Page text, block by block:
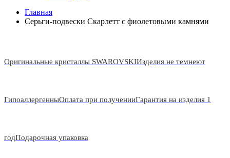
Главная
Серьги-подвески Скарлетт с фиолетовыми камнями
Оригинальные кристаллы SWAROVSKIИзделия не темнеют
ГипоаллергенныОплата при полученииГарантия на изделия 1
годПодарочная упаковка